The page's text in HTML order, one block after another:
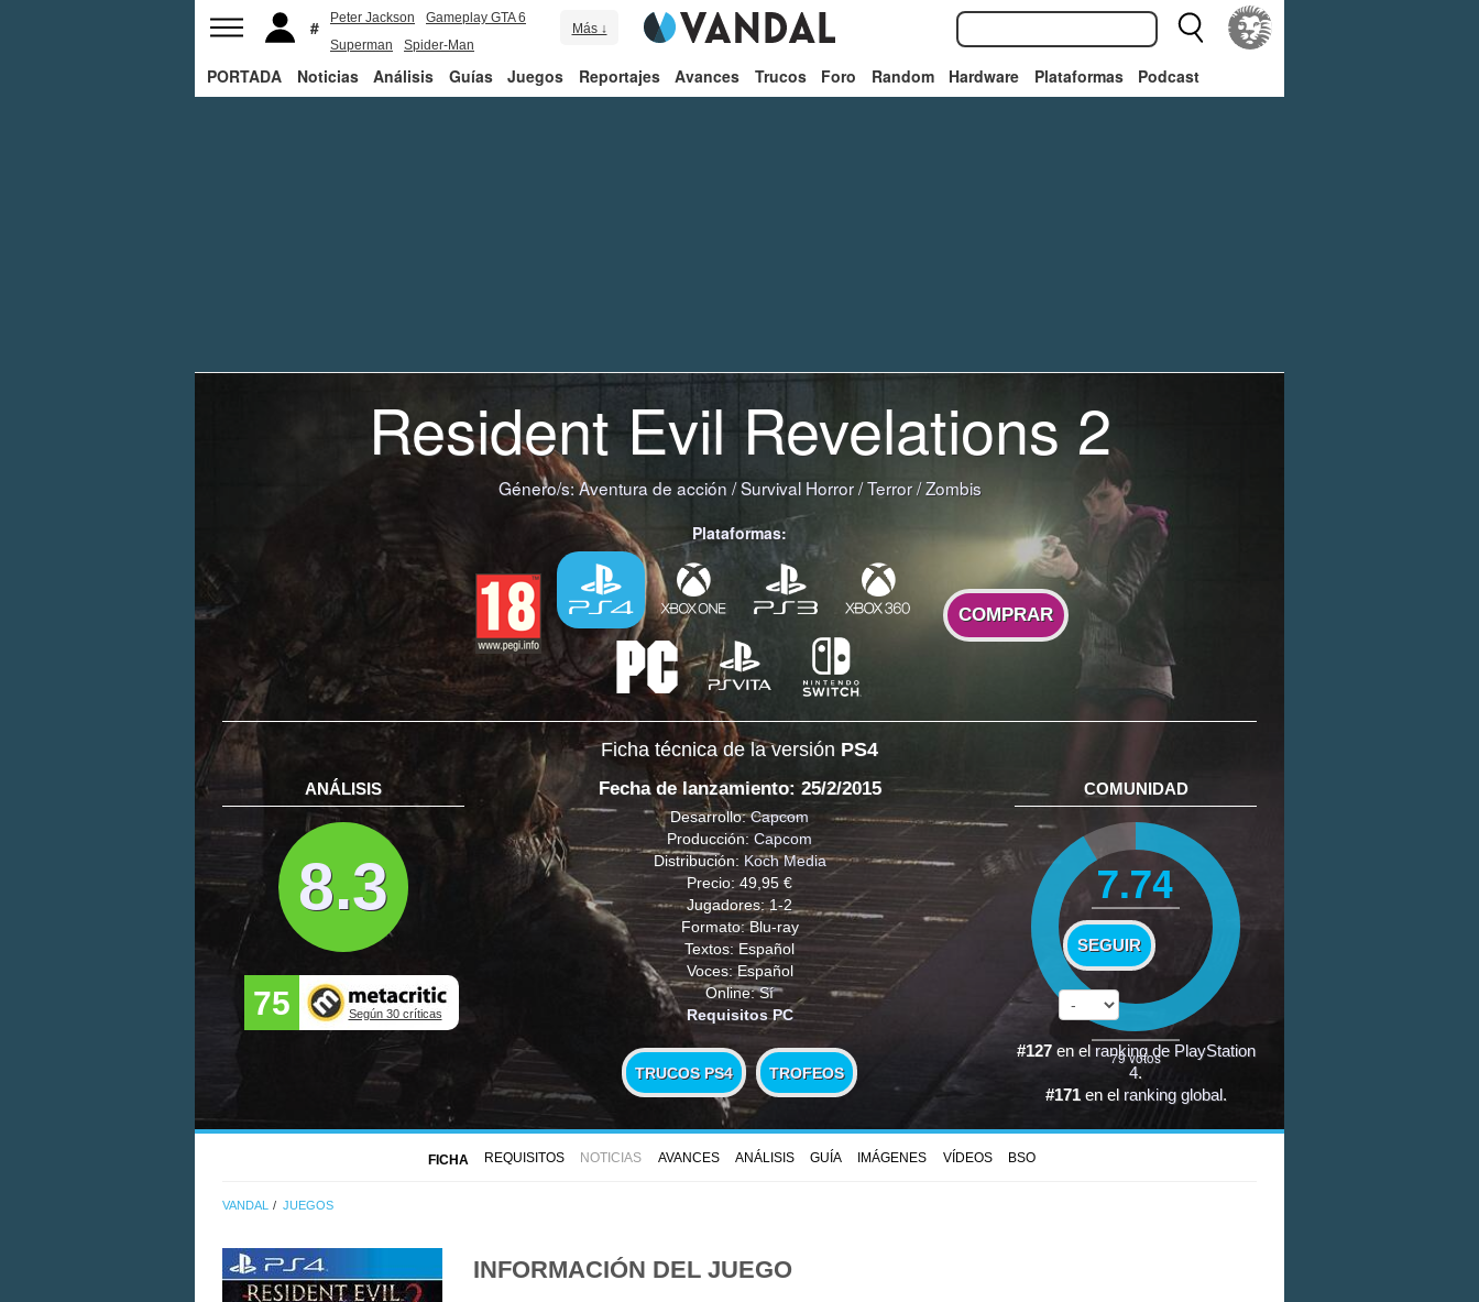
Peter Jackson
Gameplay GTA 6
Superman
Spider-Man
Más ↓
PORTADA Noticias Análisis Guías Juegos Reportajes Avances Trucos Foro Random Hardware Plataformas Podcast
Resident Evil Revelations 2
Género/s:Aventura de acción /Survival Horror/Terror/Zombis
Plataformas:
COMPRAR
Ficha técnica de la versión PS4
ANÁLISIS
8.3
75 Según 30 críticas
Fecha de lanzamiento: 25/2/2015
Desarrollo:Capcom
Producción: Capcom
Distribución: Koch Media
Precio: 49,95 €
Jugadores: 1-2
Formato: Blu-ray
Textos: Español
Voces: Español
Online: Sí
Requisitos PC
TRUCOS PS4 TROFEOS
COMUNIDAD
7.74
SEGUIR
79votos
#127en el ranking de PlayStation
4.
#171en el ranking global .
FICHA REQUISITOS NOTICIAS AVANCES ANÁLISIS GUÍA IMÁGENES VÍDEOS BSO
VANDAL JUEGOS
INFORMACIÓN DEL JUEGO